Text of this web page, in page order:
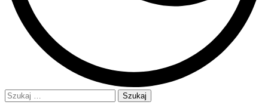
Szukaj: